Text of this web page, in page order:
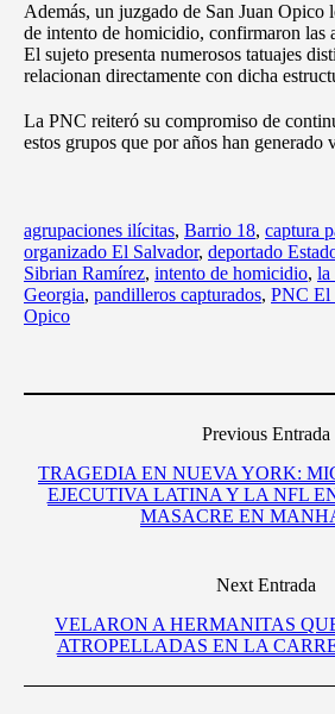
Además, un juzgado de San Juan Opico
de intento de homicidio, confirmaron las
El sujeto presenta numerosos tatuajes
relacionan directamente con dicha
La PNC reiteró su compromiso de
estos grupos que por años han generado
agrupaciones ilícitas, Barrio 18, captura
organizado El Salvador, deportado
Sibrian Ramírez, intento de homicidio, la
Georgia, pandilleros capturados, PNC El
Opico
Previous Entrada
TRAGEDIA EN NUEVA YORK:
EJECUTIVA LATINA Y LA NFL
MASACRE EN
Next Entrada
VELARON A HERMANITAS
ATROPELLADAS EN LA